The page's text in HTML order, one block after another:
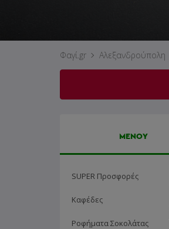
Φαγί.gr Αλεξανδρούπολη
ΜΕΝΟΥ
SUPER Προσφορές
Καφέδες
Ροφήματα Σοκολάτας